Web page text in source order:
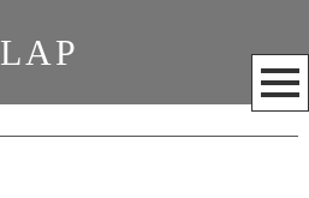
LAP
メ
ニ
ュ